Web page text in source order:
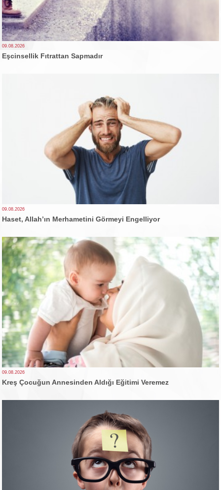
09.08.2026
Eşcinsellik Fıtrattan Sapmadır
09.08.2026
Haset, Allah’ın Merhametini Görmeyi Engelliyor
09.08.2026
Kreş Çocuğun Annesinden Aldığı Eğitimi Veremez